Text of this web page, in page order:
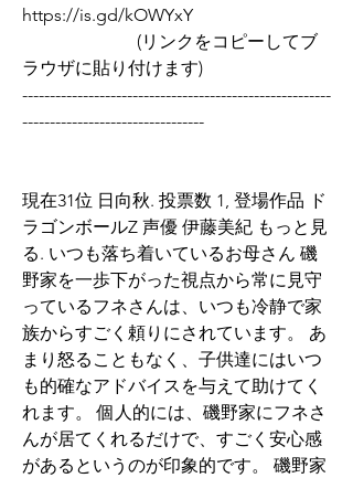
https://is.gd/kOWYxY
ラウザに貼り付けます)
--------------------------------------------------------
---------------------------------
現在31位 日向秋. 投票数 1, 登場作品 ド
ラゴンボールZ 声優 伊藤美紀 もっと見
る. いつも落ち着いているお母さん 磯
野家を一歩下がった視点から常に見守
っているフネさんは、いつも冷静で家
族からすごく頼りにされています。 あ
まり怒ることもなく、子供達にはいつ
も的確なアドバイスを与えて助けてく
れます。 個人的には、磯野家にフネさ
んが居てくれるだけで、すごく安心感
があるというのが印象的です。 磯野家